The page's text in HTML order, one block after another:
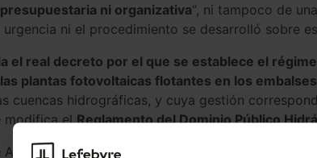
ni organizativa“, ni tampoco de
ni el procedimiento se desarrolló sobre
el real decreto por el que se establece el
plantas fotovoltaicas flotantes en los embalses
cuencas hidrográficas, y cuya gestión
modifica elReglamento del Dominio Público
Aragón había pedido su nulidad por la “indebida